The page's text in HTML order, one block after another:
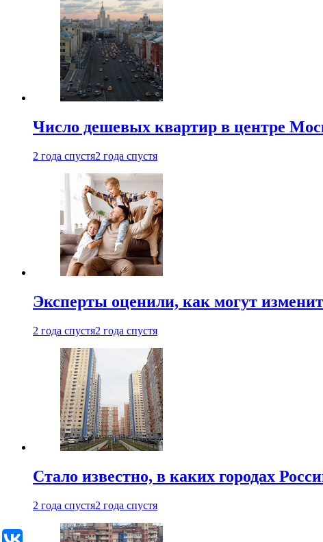
Число дешевых квартир в центре
2 года спустя2 года спустя
Эксперты оценили, как могут
2 года спустя2 года спустя
Стало известно, в каких городах
2 года спустя2 года спустя